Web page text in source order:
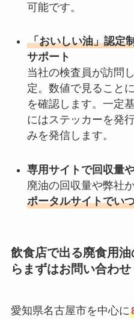
可能です。
「おいしい油」認定
サポート
当社の検査員が訪問
定。数値で見ること
を確認します。一定
にはステッカーを発
みを発信します。
専用サイトで回収量
廃油の回収量や弊社
ポータルサイトでい
飲食店で出る廃食用
らまずはお問い合わ
愛知県名古屋市を中心に